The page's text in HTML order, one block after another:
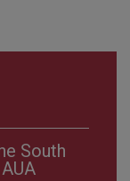
South